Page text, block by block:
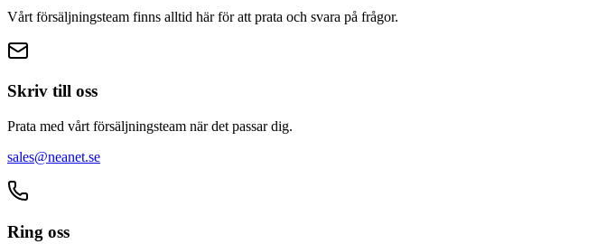
Vårt försäljningsteam finns alltid här för att prata och svara på frågor.
Skriv till oss
Prata med vårt försäljningsteam när det passar dig.
sales@neanet.se
Ring oss